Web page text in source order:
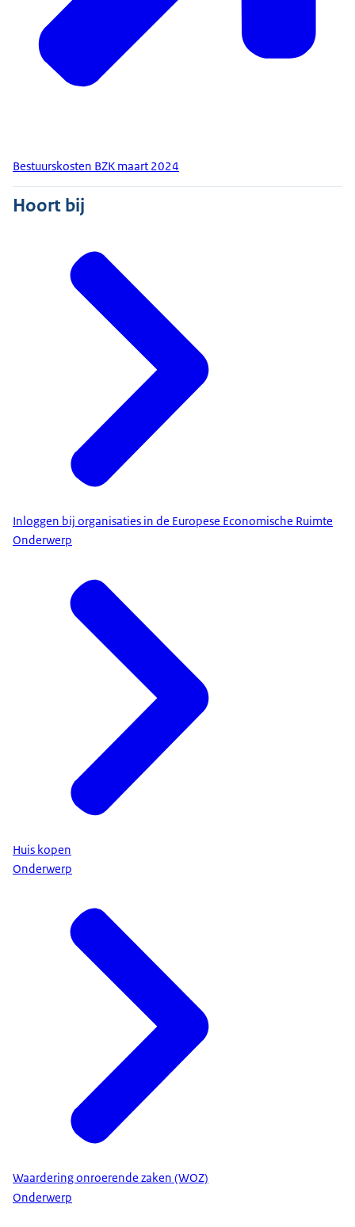
Bestuurskosten BZK maart 2024
Hoort bij
Inloggen bij organisaties in de Europese Economische Ruimte
Onderwerp
Huis kopen
Onderwerp
Waardering onroerende zaken (WOZ)
Onderwerp